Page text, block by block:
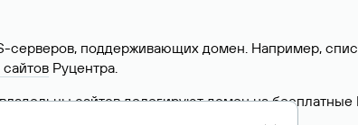
серверов, поддерживающих домен. Например,
Руцентра.
сайтов делегируют домен на